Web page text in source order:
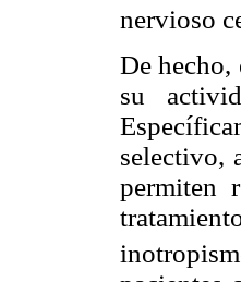
nervioso
De hecho,
su
selectivo,
permiten